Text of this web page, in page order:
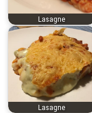
Lasagne
Lasagne